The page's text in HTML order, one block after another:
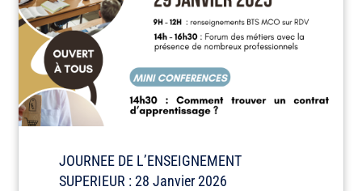
JOURNEE DE L’ENSEIGNEMENT
SUPERIEUR : 28 Janvier 2026